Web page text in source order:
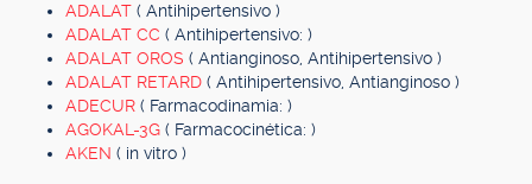
ADALAT ( Antihipertensivo )
ADALAT CC ( Antihipertensivo: )
ADALAT OROS ( Antianginoso, Antihipertensivo )
ADALAT RETARD ( Antihipertensivo, Antianginoso )
ADECUR ( Farmacodinamia: )
AGOKAL-3G ( Farmacocinética: )
AKEN ( in vitro )